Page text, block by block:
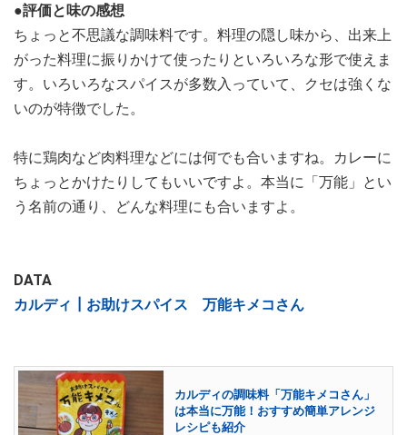
●評価と味の感想
ちょっと不思議な調味料です。料理の隠し味から、出来上
がった料理に振りかけて使ったりといろいろな形で使えま
す。いろいろなスパイスが多数入っていて、クセは強くな
いのが特徴でした。
特に鶏肉など肉料理などには何でも合いますね。カレーに
ちょっとかけたりしてもいいですよ。本当に「万能」とい
う名前の通り、どんな料理にも合いますよ。
DATA
カルディ┃お助けスパイス 万能キメコさん
カルディの調味料「万能キメコさん」
は本当に万能！おすすめ簡単アレンジ
レシピも紹介